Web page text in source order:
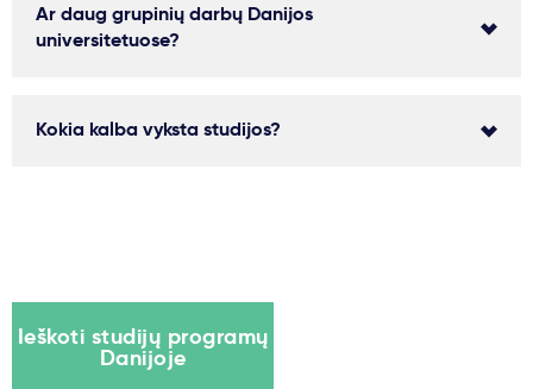
Ar daug grupinių darbų Danijos
universitetuose?
Kokia kalba vyksta studijos?
Ieškoti studijų programų
Danijoje